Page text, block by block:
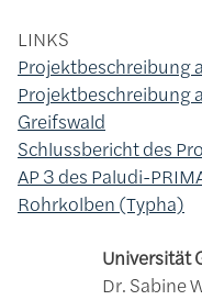
LINKS
Projektbeschreibung
Projektbeschreibung
Greifswald
Schlussbericht des
AP 3 des Paludi-
Rohrkolben (Typha)
Universität
Dr. Sabine